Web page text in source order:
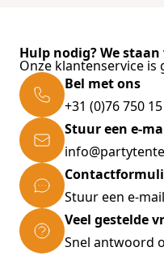
Hulp nodig? We
Onze klantenservice is
Bel met ons
+31 (0)76 750 15
Stuur een e-
Stuur een e-mail
Veel gestelde
Snel antwoord